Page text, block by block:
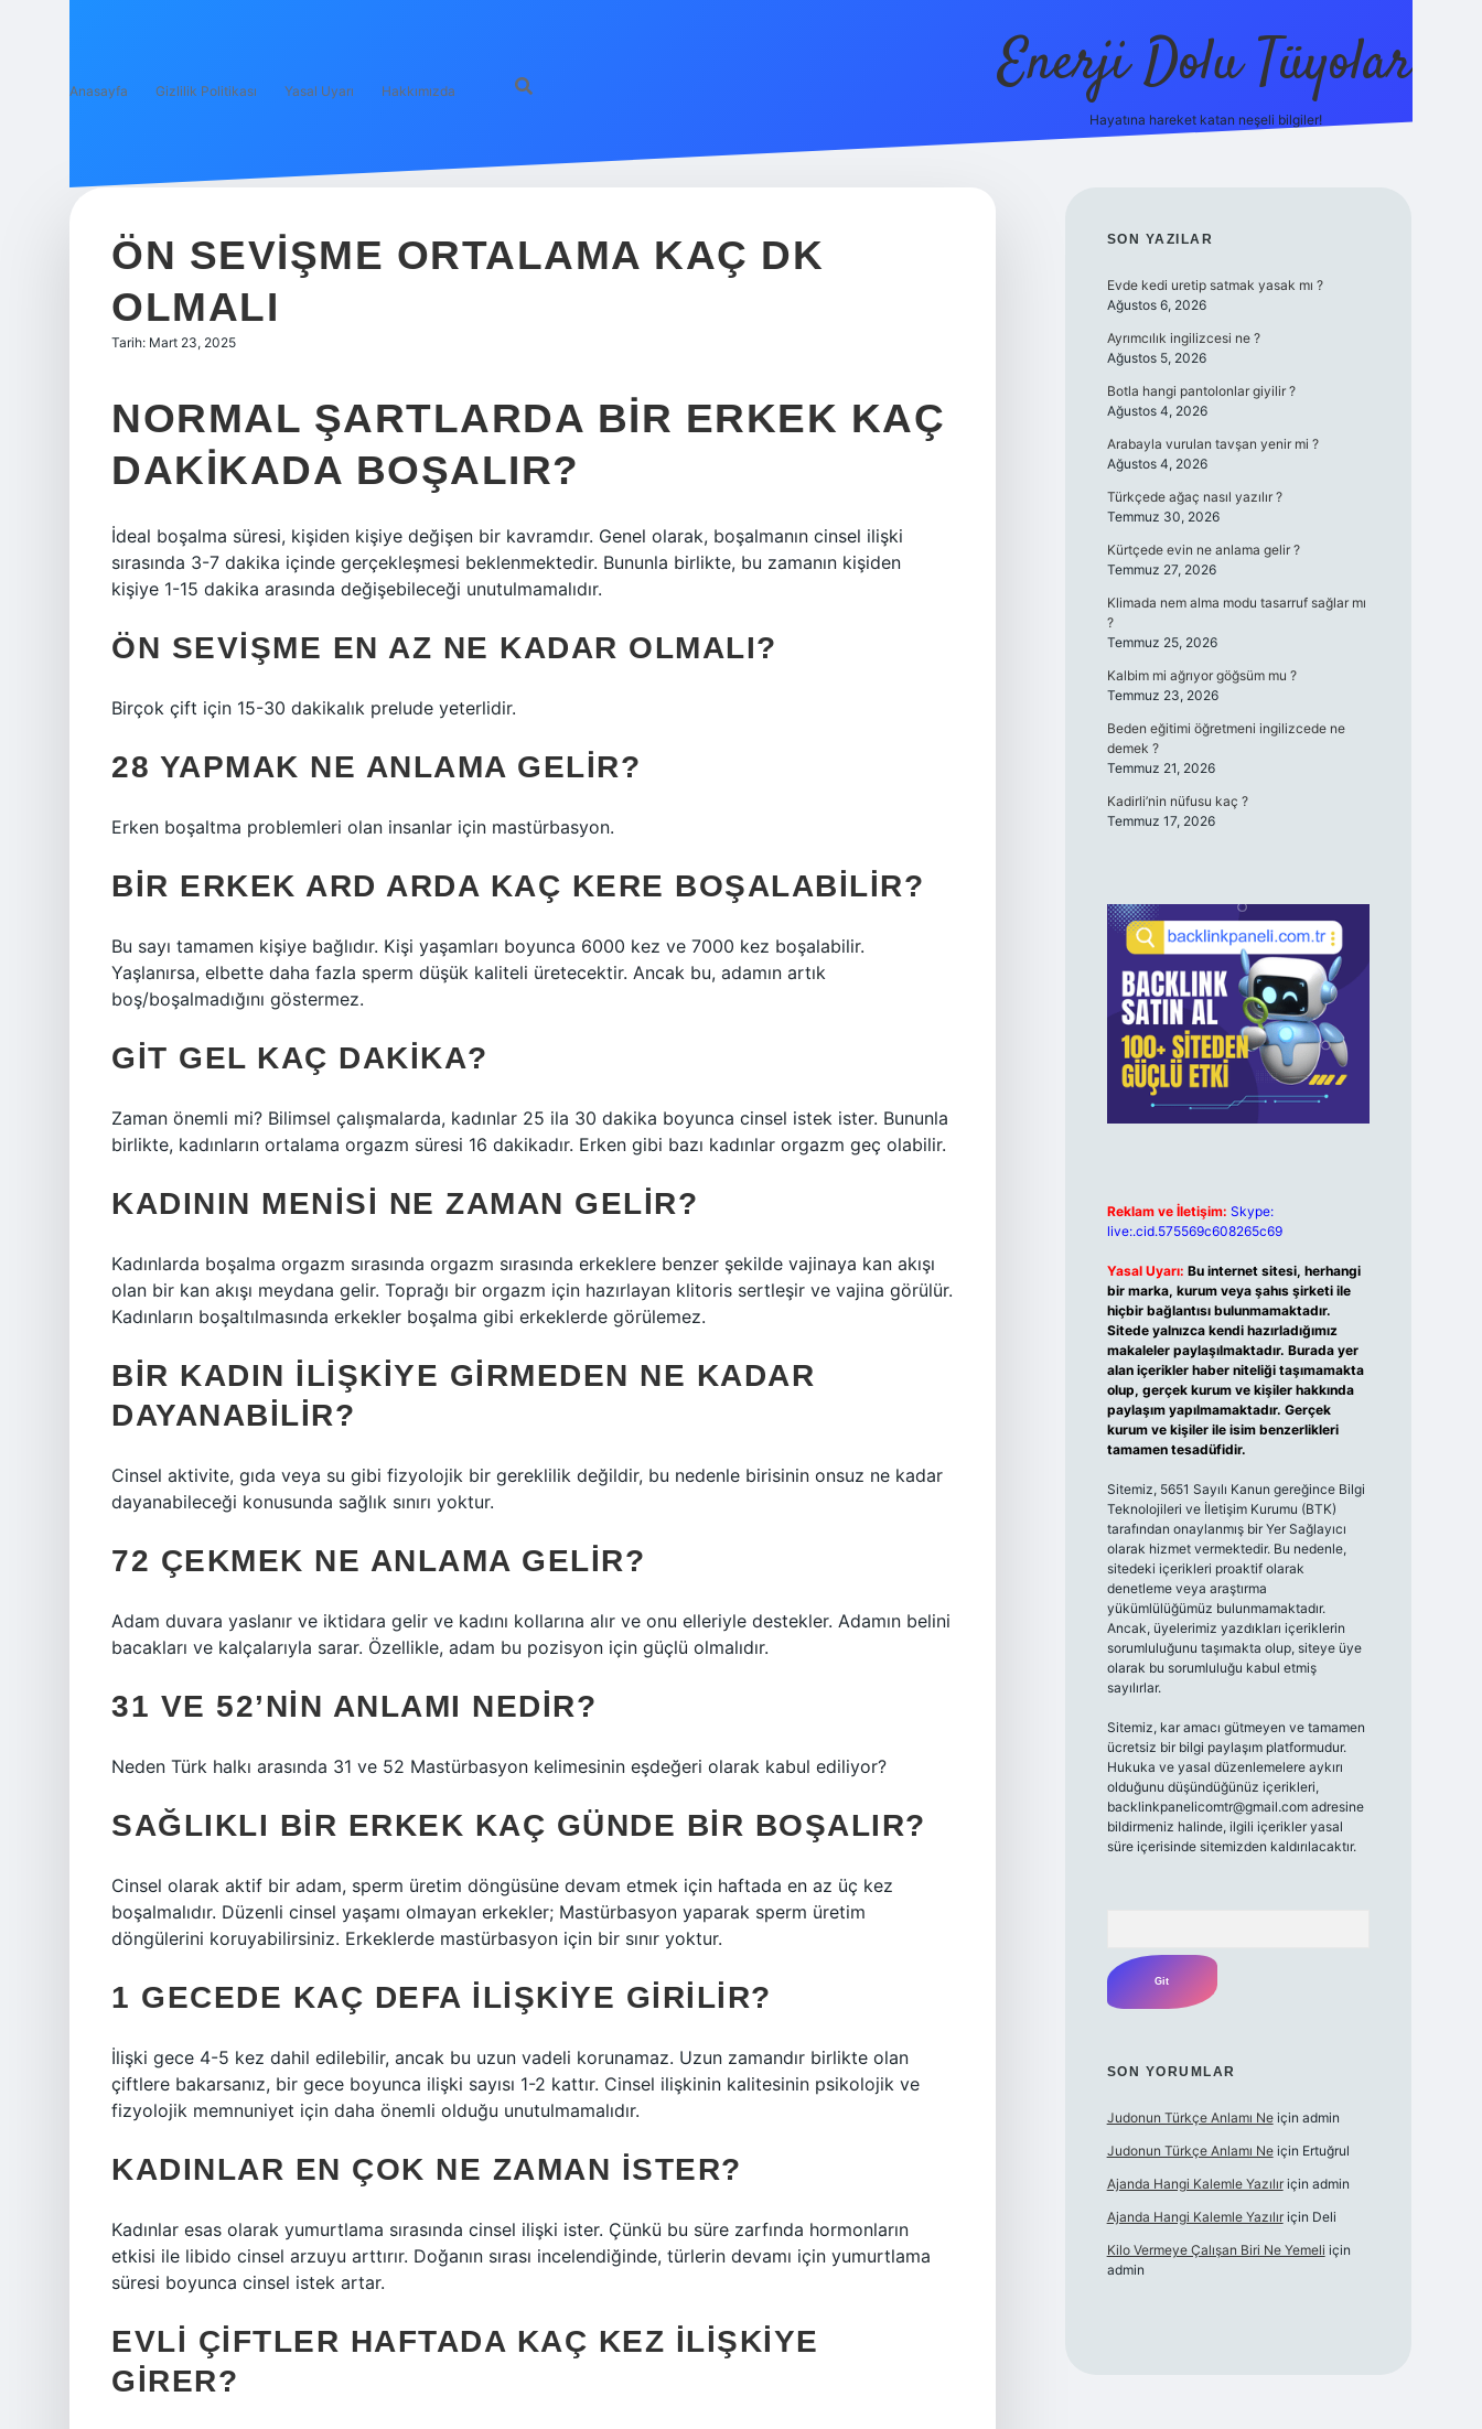
Anasayfa Gizlilik Politikası Yasal Uyarı Hakkımızda Enerji Dolu Tüyolar
Hayatına hareket katan neşeli bilgiler!
ÖN SEVIŞME ORTALAMA KAÇ DK
OLMALI
Tarih: Mart 23, 2025
NORMAL ŞARTLARDA BIR ERKEK KAÇ
DAKIKADA BOŞALIR?
İdeal boşalma süresi, kişiden kişiye değişen bir kavramdır. Genel olarak, boşalmanın cinsel ilişki
sırasında 3-7 dakika içinde gerçekleşmesi beklenmektedir. Bununla birlikte, bu zamanın kişiden
kişiye 1-15 dakika arasında değişebileceği unutulmamalıdır.
ÖN SEVIŞME EN AZ NE KADAR OLMALI?
Birçok çift için 15-30 dakikalık prelude yeterlidir.
28 YAPMAK NE ANLAMA GELIR?
Erken boşaltma problemleri olan insanlar için mastürbasyon.
BIR ERKEK ARD ARDA KAÇ KERE BOŞALABILIR?
Bu sayı tamamen kişiye bağlıdır. Kişi yaşamları boyunca 6000 kez ve 7000 kez boşalabilir.
Yaşlanırsa, elbette daha fazla sperm düşük kaliteli üretecektir. Ancak bu, adamın artık
boş/boşalmadığını göstermez.
GIT GEL KAÇ DAKIKA?
Zaman önemli mi? Bilimsel çalışmalarda, kadınlar 25 ila 30 dakika boyunca cinsel istek ister. Bununla
birlikte, kadınların ortalama orgazm süresi 16 dakikadır. Erken gibi bazı kadınlar orgazm geç olabilir.
KADININ MENISI NE ZAMAN GELIR?
Kadınlarda boşalma orgazm sırasında orgazm sırasında erkeklere benzer şekilde vajinaya kan akışı
olan bir kan akışı meydana gelir. Toprağı bir orgazm için hazırlayan klitoris sertleşir ve vajina görülür.
Kadınların boşaltılmasında erkekler boşalma gibi erkeklerde görülemez.
BIR KADIN ILIŞKIYE GIRMEDEN NE KADAR
DAYANABILIR?
Cinsel aktivite, gıda veya su gibi fizyolojik bir gereklilik değildir, bu nedenle birisinin onsuz ne kadar
dayanabileceği konusunda sağlık sınırı yoktur.
72 ÇEKMEK NE ANLAMA GELIR?
Adam duvara yaslanır ve iktidara gelir ve kadını kollarına alır ve onu elleriyle destekler. Adamın belini
bacakları ve kalçalarıyla sarar. Özellikle, adam bu pozisyon için güçlü olmalıdır.
31 VE 52’NIN ANLAMI NEDIR?
Neden Türk halkı arasında 31 ve 52 Mastürbasyon kelimesinin eşdeğeri olarak kabul ediliyor?
SAĞLIKLI BIR ERKEK KAÇ GÜNDE BIR BOŞALIR?
Cinsel olarak aktif bir adam, sperm üretim döngüsüne devam etmek için haftada en az üç kez
boşalmalıdır. Düzenli cinsel yaşamı olmayan erkekler; Mastürbasyon yaparak sperm üretim
döngülerini koruyabilirsiniz. Erkeklerde mastürbasyon için bir sınır yoktur.
1 GECEDE KAÇ DEFA İLIŞKIYE GIRILIR?
İlişki gece 4-5 kez dahil edilebilir, ancak bu uzun vadeli korunamaz. Uzun zamandır birlikte olan
çiftlere bakarsanız, bir gece boyunca ilişki sayısı 1-2 kattır. Cinsel ilişkinin kalitesinin psikolojik ve
fizyolojik memnuniyet için daha önemli olduğu unutulmamalıdır.
KADINLAR EN ÇOK NE ZAMAN ISTER?
Kadınlar esas olarak yumurtlama sırasında cinsel ilişki ister. Çünkü bu süre zarfında hormonların
etkisi ile libido cinsel arzuyu arttırır. Doğanın sırası incelendiğinde, türlerin devamı için yumurtlama
süresi boyunca cinsel istek artar.
EVLI ÇIFTLER HAFTADA KAÇ KEZ ILIŞKIYE
GIRER?
SIDEBAR
SON YAZILAR
Evde kedi uretip satmak yasak mı ?
Ağustos 6, 2026
Ayrımcılık ingilizcesi ne ?
Ağustos 5, 2026
Botla hangi pantolonlar giyilir ?
Ağustos 4, 2026
Arabayla vurulan tavşan yenir mi ?
Ağustos 4, 2026
Türkçede ağaç nasıl yazılır ?
Temmuz 30, 2026
Kürtçede evin ne anlama gelir ?
Temmuz 27, 2026
Klimada nem alma modu tasarruf sağlar mı
?
Temmuz 25, 2026
Kalbim mi ağrıyor göğsüm mu ?
Temmuz 23, 2026
Beden eğitimi öğretmeni ingilizcede ne
demek ?
Temmuz 21, 2026
Kadirli’nin nüfusu kaç ?
Temmuz 17, 2026
Reklam ve İletişim: Skype:
live:.cid.575569c608265c69
Yasal Uyarı: Bu internet sitesi, herhangi
bir marka, kurum veya şahıs şirketi ile
hiçbir bağlantısı bulunmamaktadır.
Sitede yalnızca kendi hazırladığımız
makaleler paylaşılmaktadır. Burada yer
alan içerikler haber niteliği taşımamakta
olup, gerçek kurum ve kişiler hakkında
paylaşım yapılmamaktadır. Gerçek
kurum ve kişiler ile isim benzerlikleri
tamamen tesadüfidir.
Sitemiz, 5651 Sayılı Kanun gereğince Bilgi
Teknolojileri ve İletişim Kurumu (BTK)
tarafından onaylanmış bir Yer Sağlayıcı
olarak hizmet vermektedir. Bu nedenle,
sitedeki içerikleri proaktif olarak
denetleme veya araştırma
yükümlülüğümüz bulunmamaktadır.
Ancak, üyelerimiz yazdıkları içeriklerin
sorumluluğunu taşımakta olup, siteye üye
olarak bu sorumluluğu kabul etmiş
sayılırlar.
Sitemiz, kar amacı gütmeyen ve tamamen
ücretsiz bir bilgi paylaşım platformudur.
Hukuka ve yasal düzenlemelere aykırı
olduğunu düşündüğünüz içerikleri,
backlinkpanelicomtr@gmail.comadresine
bildirmeniz halinde, ilgili içerikler yasal
süre içerisinde sitemizden kaldırılacaktır.
SON YORUMLAR
Judonun Türkçe Anlamı Neiçin admin
Judonun Türkçe Anlamı Neiçin Ertuğrul
Ajanda Hangi Kalemle Yazılıriçin admin
Ajanda Hangi Kalemle Yazılıriçin Deli
Kilo Vermeye Çalışan Biri Ne Yemeli için
admin